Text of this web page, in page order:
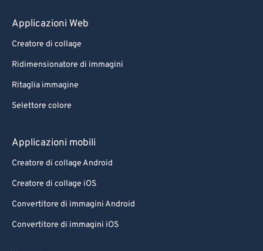
Applicazioni Web
Creatore di collage
Ridimensionatore di immagini
Ritaglia immagine
Selettore colore
Applicazioni mobili
Creatore di collage Android
Creatore di collage iOS
Convertitore di immagini Android
Convertitore di immagini iOS